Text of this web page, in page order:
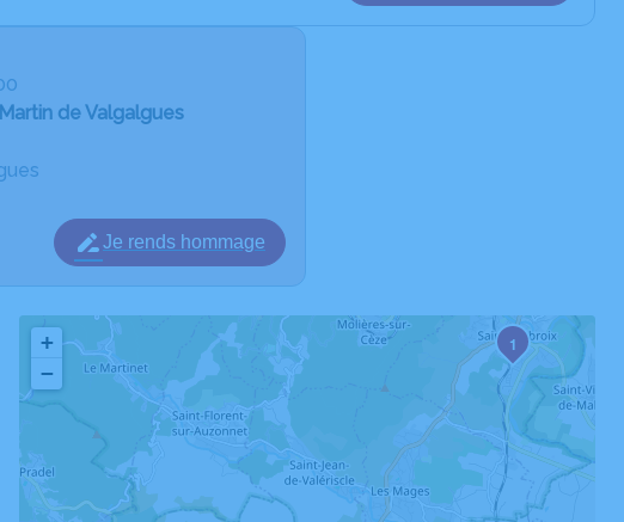
de Valgalgues
Je rends hommage
1
+
−